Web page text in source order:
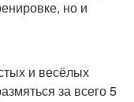
но и
и весёлых
за всего 5